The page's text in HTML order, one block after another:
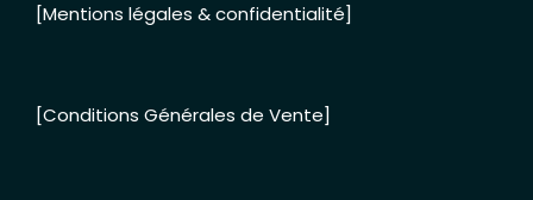
[Mentions légales & confidentialité]
[Conditions Générales de Vente]